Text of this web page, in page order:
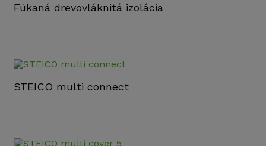
Fúkaná drevovláknitá izolácia
STEICO multi connect